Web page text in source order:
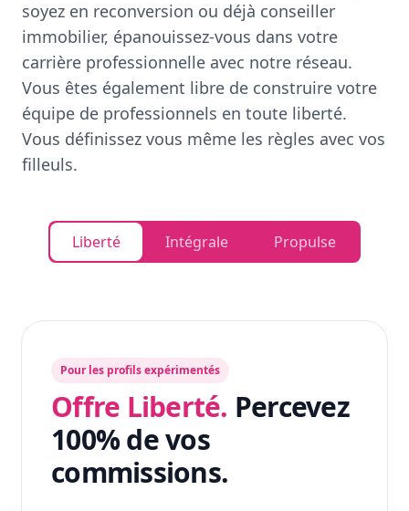
soyez en reconversion ou déjà conseiller
immobilier, épanouissez-vous dans votre
carrière professionnelle avec notre réseau.
Vous êtes également libre de construire votre
équipe de professionnels en toute liberté.
Vous définissez vous même les règles avec vos
filleuls.
Liberté Intégrale Propulse
Pour les profils expérimentés
Offre Liberté. Percevez
100% de vos
commissions.